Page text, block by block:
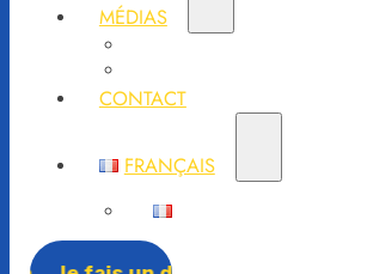
MÉDIAS
CONTACT
FRANÇAIS